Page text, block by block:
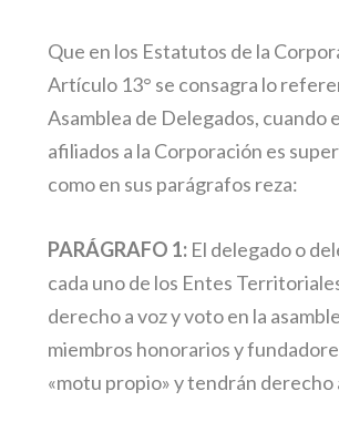
Que en los Estatutos de la
Artículo 13° se consagra lo
Asamblea de Delegados, cuando
afiliados a la Corporación es
como en sus parágrafos reza:
PARÁGRAFO 1:El delegado o
cada uno de los Entes
derecho a voz y voto en la
miembros honorarios y
«motu propio» y tendrán derecho